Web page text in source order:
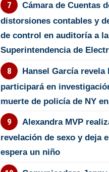
Cámara de Cuentas
distorsiones contables y
de control en auditoría a la
Superintendencia de
Hansel García revela
participará en
muerte de policía de NY
Alexandra MVP
revelación de sexo y deja
espera un niño